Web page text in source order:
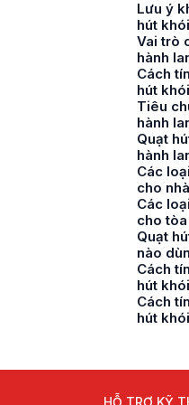
Lưu ý
hút
Vai trò
hành
Cách
hút
Tiêu
hành
Quạt
hành
Các
cho
Các
cho
Quạt
nào
Cách
hút
Cách
hút khói
HỖ TRỢ KỸ